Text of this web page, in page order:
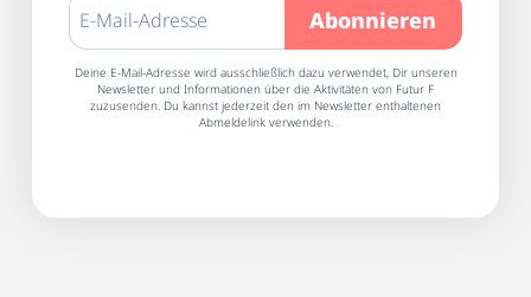
Deine E-Mail-Adresse wird ausschließlich dazu verwendet, Dir unseren
Newsletter und Informationen über die Aktivitäten von Futur F
zuzusenden. Du kannst jederzeit den im Newsletter enthaltenen
Abmeldelink verwenden.